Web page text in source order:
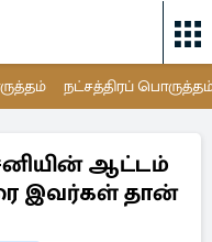
நட்சத்திரப்
சனியின் ஆட்டம்
இவர்கள் தான்